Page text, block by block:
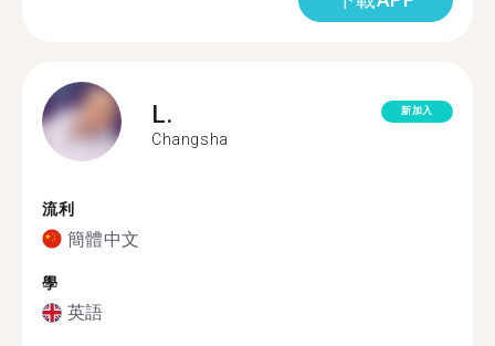
L.
Changsha
新加入
流利
簡體中文
學
英語